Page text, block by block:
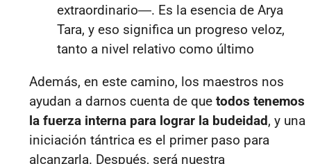
extraordinario―. Es la esencia de Arya
Tara, y eso significa un progreso veloz,
tanto a nivel relativo como último
Además, en este camino, los maestros nos
ayudan a darnos cuenta de que todos tenemos
la fuerza interna para lograr la budeidad, y una
iniciación tántrica es el primer paso para
alcanzarla. Después, será nuestra